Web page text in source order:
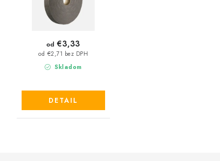
Skladom
od €2,71 bez DPH
od €3,33
DETAIL